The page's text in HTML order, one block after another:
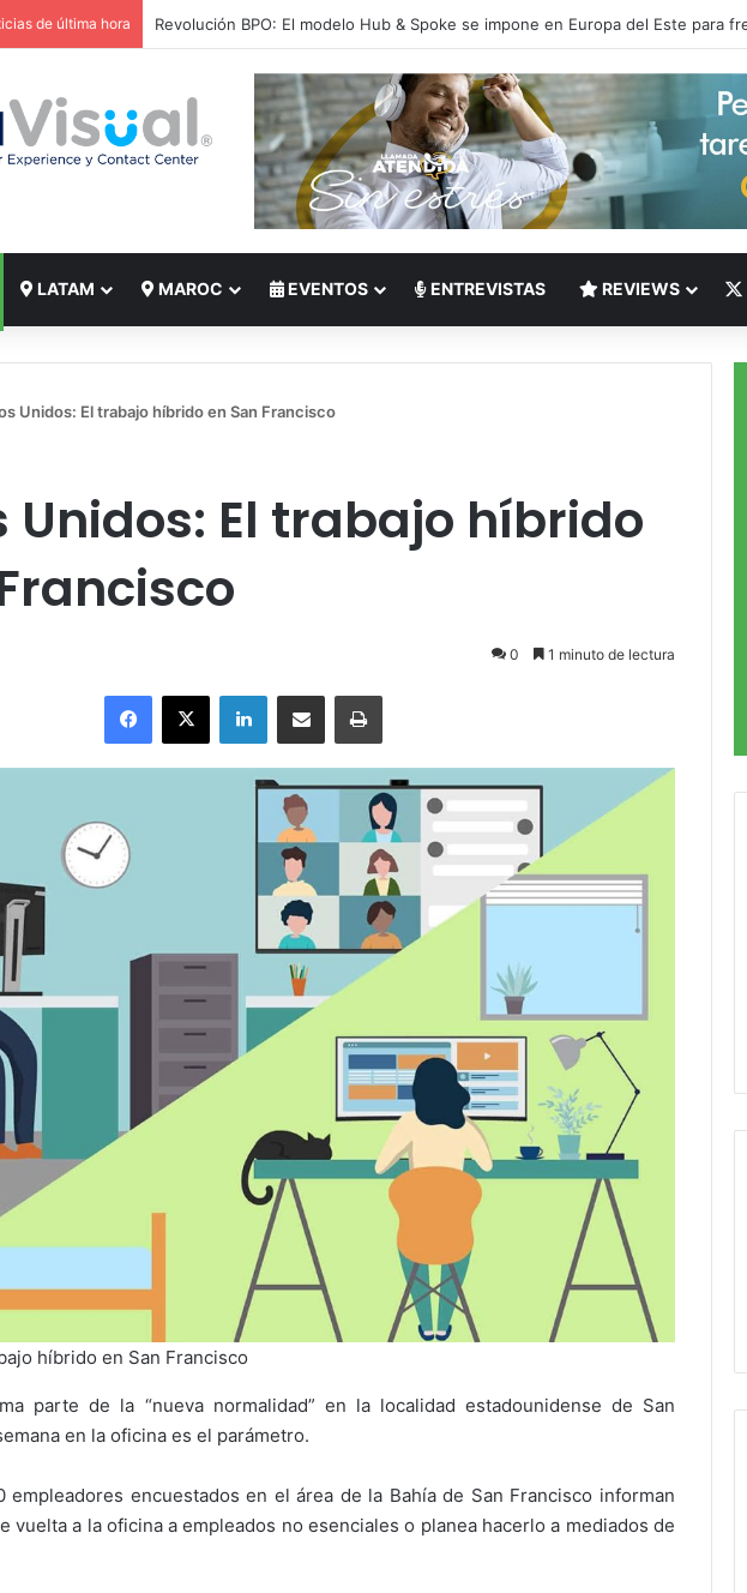
de última hora El reto del Nearshoring: Crisis de talento bilingüe en Centroamérica dispara
LATAM MAROC EVENTOS ENTREVISTAS REVIEWS
Unidos: El trabajo híbrido en San Francisco
Unidos: El trabajo híbrido
0 1 minuto de lectura
Facebook
X LinkedInCompartir por correo electrónicoImprimir
híbrido en San Francisco
parte de la “nueva normalidad” en la localidad estadounidense de San
en la oficina es el parámetro.
empleadores encuestados en el área de la Bahía de San Francisco informan
vuelta a la oficina a empleados no esenciales o planea hacerlo a mediados de